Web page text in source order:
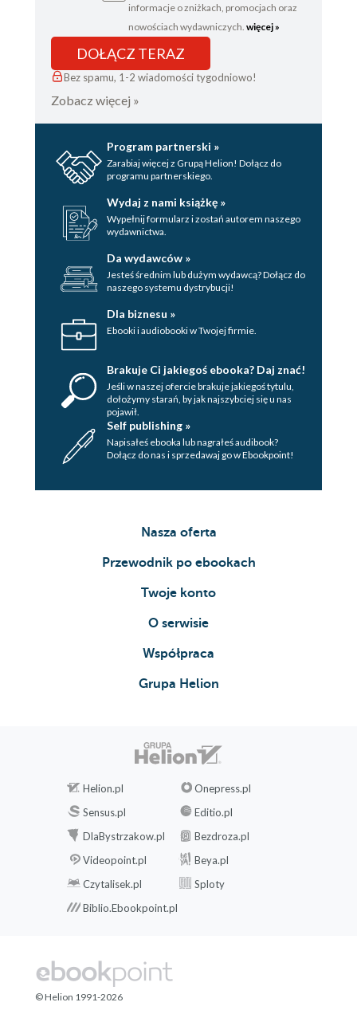
informacje o zniżkach, promocjach oraz
nowościach wydawniczych. więcej »
DOŁĄCZ TERAZ
Bez spamu, 1-2 wiadomości tygodniowo!
Zobacz więcej »
Program partnerski »
Zarabiaj więcej z Grupą Helion! Dołącz do
programu partnerskiego.
Wydaj z nami książkę »
Wypełnij formularz i zostań autorem naszego
wydawnictwa.
Da wydawców »
Jesteś średnim lub dużym wydawcą? Dołącz do
naszego systemu dystrybucji!
Dla biznesu »
Ebooki i audiobooki w Twojej firmie.
Brakuje Ci jakiegoś ebooka? Daj znać!
Jeśli w naszej ofercie brakuje jakiegoś tytulu,
dołożymy starań, by jak najszybciej się u nas
pojawił.
Self publishing »
Napisałeś ebooka lub nagrałeś audibook?
Dołącz do nas i sprzedawaj go w Ebookpoint!
Nasza oferta
Przewodnik po ebookach
Twoje konto
O serwisie
Współpraca
Grupa Helion
Helion.pl
Onepress.pl
Sensus.pl
Editio.pl
DlaBystrzakow.pl
Bezdroza.pl
Videopoint.pl
Beya.pl
Czytalisek.pl
Sploty
Biblio.Ebookpoint.pl
© Helion 1991-2026